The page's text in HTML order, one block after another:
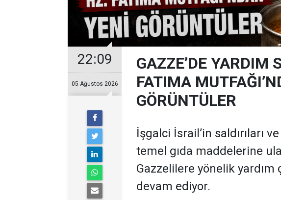
22:09
05 Ağustos 2026
GAZZE’DE YARDIM
FATIMA
GÖRÜNTÜLER
İşgalci İsrail’in saldırıları
temel gıda maddelerine
Gazzelilere yönelik yardım
devam ediyor.